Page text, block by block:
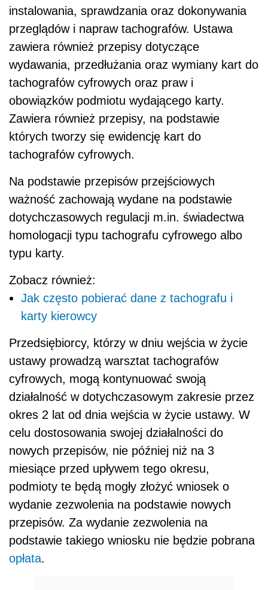
instalowania, sprawdzania oraz dokonywania
przeglądów i napraw tachografów. Ustawa
zawiera również przepisy dotyczące
wydawania, przedłużania oraz wymiany kart do
tachografów cyfrowych oraz praw i
obowiązków podmiotu wydającego karty.
Zawiera również przepisy, na podstawie
których tworzy się ewidencję kart do
tachografów cyfrowych.
Na podstawie przepisów przejściowych
ważność zachowają wydane na podstawie
dotychczasowych regulacji m.in. świadectwa
homologacji typu tachografu cyfrowego albo
typu karty.
Zobacz również:
Jak często pobierać dane z tachografu i
karty kierowcy
Przedsiębiorcy, którzy w dniu wejścia w życie
ustawy prowadzą warsztat tachografów
cyfrowych, mogą kontynuować swoją
działalność w dotychczasowym zakresie przez
okres 2 lat od dnia wejścia w życie ustawy. W
celu dostosowania swojej działalności do
nowych przepisów, nie później niż na 3
miesiące przed upływem tego okresu,
podmioty te będą mogły złożyć wniosek o
wydanie zezwolenia na podstawie nowych
przepisów. Za wydanie zezwolenia na
podstawie takiego wniosku nie będzie pobrana
opłata.